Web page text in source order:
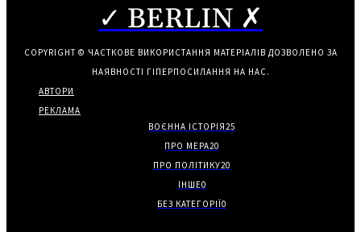
✓ BERLIN ✗
COPYRIGHT © ЧАСТКОВЕ ВИКОРИСТАННЯ МАТЕРІАЛІВ ДОЗВОЛЕНО ЗА
НАЯВНОСТІ ГІПЕРПОСИЛАННЯ НА НАС.
АВТОРИ
РЕКЛАМА
ВОЄННА ІСТОРІЯ25
ПРО МЕРА20
ПРО ПОЛІТИКУ20
ІНШЕ0
БЕЗ КАТЕГОРІЇ0